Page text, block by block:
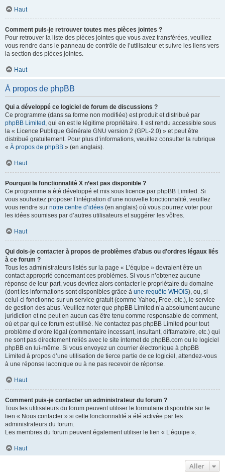
Haut
Comment puis-je retrouver toutes mes pièces jointes ?
Pour retrouver la liste des pièces jointes que vous avez transférées, veuillez
vous rendre dans le panneau de contrôle de l’utilisateur et suivre les liens vers
la section des pièces jointes.
Haut
À propos de phpBB
Qui a développé ce logiciel de forum de discussions ?
Ce programme (dans sa forme non modifiée) est produit et distribué par
phpBB Limited , qui en est le légitime propriétaire. Il est rendu accessible sous
la « Licence Publique Générale GNU version 2 (GPL-2.0) » et peut être
distribué gratuitement. Pour plus d’informations, veuillez consulter la rubrique
« À propos de phpBB » (en anglais).
Haut
Pourquoi la fonctionnalité X n’est pas disponible ?
Ce programme a été développé et mis sous licence par phpBB Limited. Si
vous souhaitez proposer l’intégration d’une nouvelle fonctionnalité, veuillez
vous rendre sur notre centre d’idées (en anglais) où vous pourrez voter pour
les idées soumises par d’autres utilisateurs et suggérer les vôtres.
Haut
Qui dois-je contacter à propos de problèmes d’abus ou d’ordres légaux liés
à ce forum ?
Tous les administrateurs listés sur la page « L’équipe » devraient être un
contact approprié concernant ces problèmes. Si vous n’obtenez aucune
réponse de leur part, vous devriez alors contacter le propriétaire du domaine
(dont les informations sont disponibles grâce à une requête WHOIS), ou, si
celui-ci fonctionne sur un service gratuit (comme Yahoo, Free, etc.), le service
de gestion des abus. Veuillez noter que phpBB Limited n’a absolument aucune
juridiction et ne peut en aucun cas être tenu comme responsable de comment,
où et par qui ce forum est utilisé. Ne contactez pas phpBB Limited pour tout
problème d’ordre légal (commentaire incessant, insultant, diffamatoire, etc.) qui
ne sont pas directement reliés avec le site internet de phpBB.com ou le logiciel
phpBB en lui-même. Si vous envoyez un courrier électronique à phpBB
Limited à propos d’une utilisation de tierce partie de ce logiciel, attendez-vous
à une réponse laconique ou à ne pas recevoir de réponse.
Haut
Comment puis-je contacter un administrateur du forum ?
Tous les utilisateurs du forum peuvent utiliser le formulaire disponible sur le
lien « Nous contacter » si cette fonctionnalité a été activée par les
administrateurs du forum.
Les membres du forum peuvent également utiliser le lien « L’équipe ».
Haut
Aller